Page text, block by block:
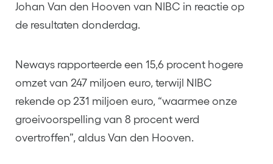
Johan Van den Hooven van NIBC in reactie op
de resultaten donderdag.
Neways rapporteerde een 15,6 procent hogere
omzet van 247 miljoen euro, terwijl NIBC
rekende op 231 miljoen euro, “waarmee onze
groeivoorspelling van 8 procent werd
overtroffen”, aldus Van den Hooven.